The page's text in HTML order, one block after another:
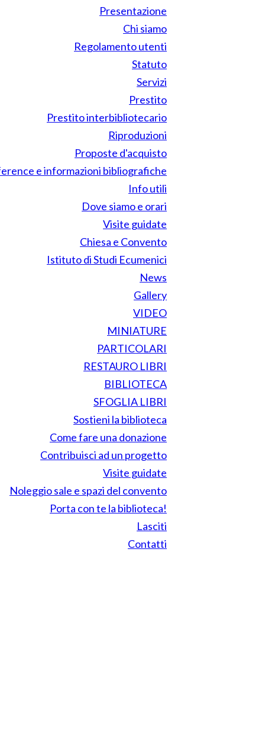
Presentazione
Chi siamo
Regolamento utenti
Statuto
Servizi
Prestito
Prestito interbibliotecario
Riproduzioni
Proposte d'acquisto
e informazioni bibliografiche
Info utili
Dove siamo e orari
Visite guidate
Chiesa e Convento
Istituto di Studi Ecumenici
News
Gallery
VIDEO
MINIATURE
PARTICOLARI
RESTAURO LIBRI
BIBLIOTECA
SFOGLIA LIBRI
Sostieni la biblioteca
Come fare una donazione
Contribuisci ad un progetto
Visite guidate
Noleggio sale e spazi del convento
Porta con te la biblioteca!
Lasciti
Contatti